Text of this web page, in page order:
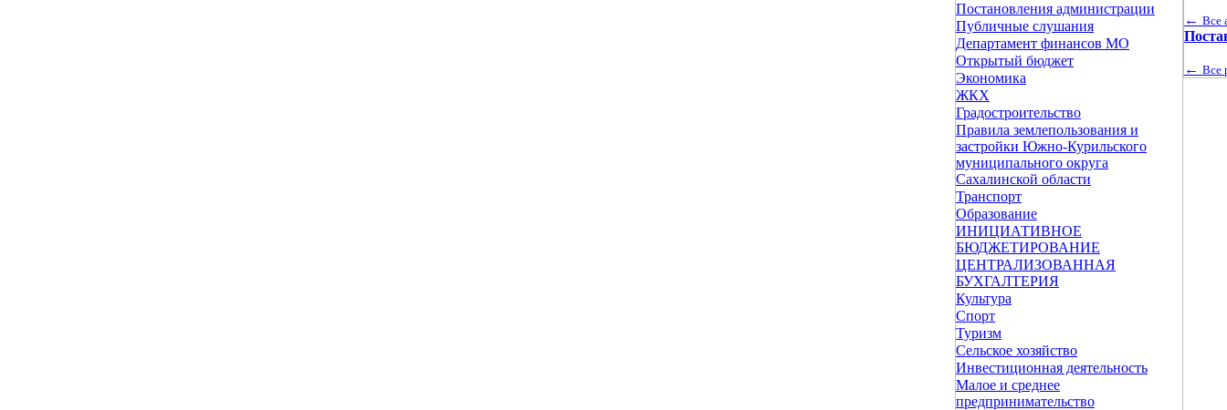
Постановления администрации
Публичные слушания
Департамент финансов МО
Открытый бюджет
Экономика
ЖКХ
Градостроительство
Правила землепользования и
застройки Южно-Курильского
муниципального округа
Сахалинской области
Транспорт
Образование
ИНИЦИАТИВНОЕ
БЮДЖЕТИРОВАНИЕ
ЦЕНТРАЛИЗОВАННАЯ
БУХГАЛТЕРИЯ
Культура
Спорт
Туризм
Сельское хозяйство
Инвестиционная деятельность
Малое и среднее
предпринимательство
← Все
← Все